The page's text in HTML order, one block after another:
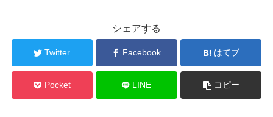
シェアする
Twitter Facebook はてブ
Pocket LINE コピー